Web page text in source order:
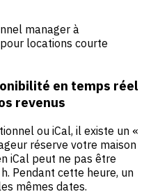
manager à
locations courte
en temps réel
revenus
ou iCal, il existe un «
réserve votre maison
iCal peut ne pas être
Pendant cette heure, un
mêmes dates.